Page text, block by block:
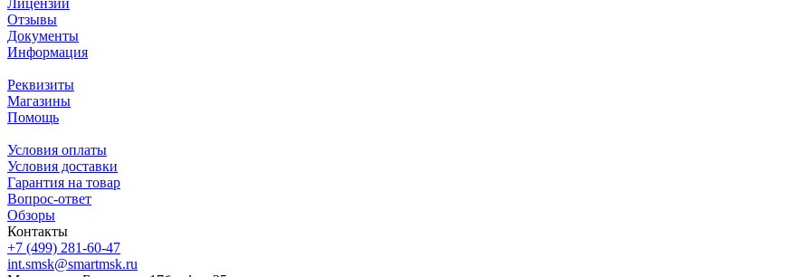
Отзывы
Документы
Информация
Реквизиты
Магазины
Помощь
Условия оплаты
Условия доставки
Гарантия на товар
Вопрос-ответ
Обзоры
Контакты
+7 (499) 281-60-47
int.smsk@smartmsk.ru